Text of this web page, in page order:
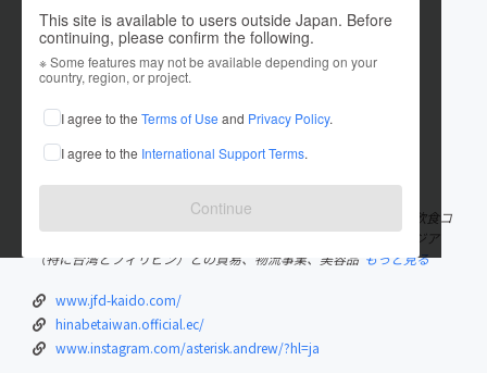
This site is available to users outside Japan. Before
continuing, please confirm the following.
※ Some features may not be available depending on your
country, region, or project.
I agree to the Terms of Use and Privacy Policy.
I agree to the International Support Terms.
Continue
hanamaru_taiwan
これまでに2件のプロジェクトを投稿しています
在住国：日本 現在地：東京都
出身国：日本 出身地：東京都
株式会社はなまるエンタテイメントの安藤です。 弊社は飲食業・飲食コ
ンサルタント業をメインの生業としております。 私はその他にアジア
（特に台湾とフィリピン）との貿易、物流事業、美容品 もっと見る
www.jfd-kaido.com/
hinabetaiwan.official.ec/
www.instagram.com/asterisk.andrew/?hl=ja